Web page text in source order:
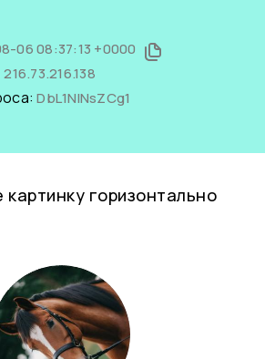
06 08:37:13 +0000
216.73.216.138
DbL1NINsZCg1
картинку горизонтально